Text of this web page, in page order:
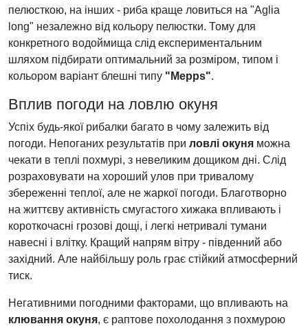
пелюсткою, на інших - риба краще ловиться на "Aglia
long" незалежно від кольору пелюстки. Тому для
конкретного водоймища слід експериментальним
шляхом підбирати оптимальний за розміром, типом і
кольором варіант блешні типу "Mepps".
Вплив погоди на ловлю окуня
Успіх будь-якої рибалки багато в чому залежить від
погоди. Непоганих результатів при ловлі окуня можна
чекати в теплі похмурі, з невеликим дощиком дні. Слід
розраховувати на хороший улов при тривалому
збереженні теплої, але не жаркої погоди. Благотворно
на життєву активність смугастого хижака впливають і
короткочасні грозові дощі, і легкі нетривалі тумани
навесні і влітку. Кращий напрям вітру - південний або
західний. Але найбільшу роль грає стійкий атмосферний
тиск.
Негативними погодними факторами, що впливають на
клювання окуня, є раптове похолодання з похмурою